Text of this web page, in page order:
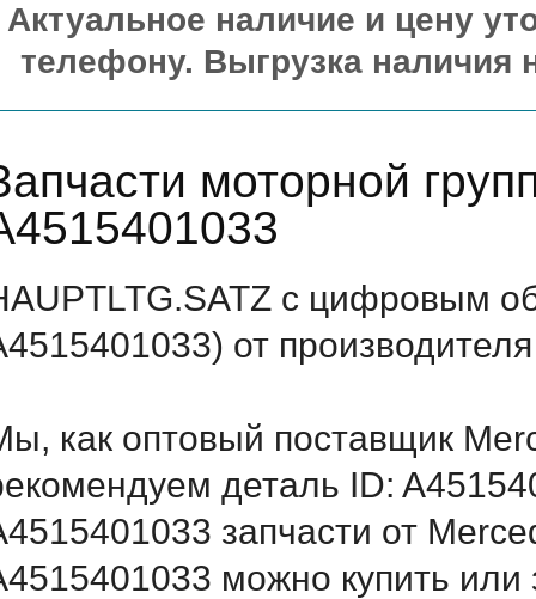
Актуальное наличие и цену
телефону. Выгрузка наличия
моторной
с цифровым
от
как оптовый поставщик
деталь ID:
запчасти от
можно купить или